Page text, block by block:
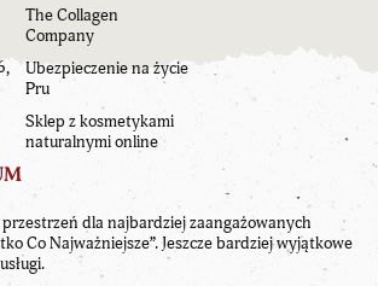
The Collagen
Company
Ubezpieczenie na życie
Pru
Sklep z kosmetykami
naturalnymi online
dla najbardziej zaangażowanych
Co Najważniejsze”. Jeszcze bardziej wyjątkowe